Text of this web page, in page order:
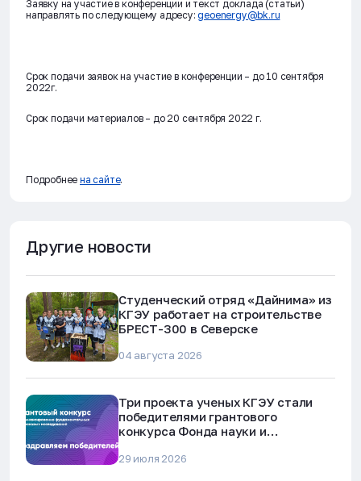
Заявку на участие в конференции и текст доклада (статьи)
направлять по следующему адресу:geoenergy@bk.ru
Срок подачи заявок на участие в конференции – до 10 сентября
2022г.
Срок подачи материалов – до 20 сентября 2022 г.
Подробнее на сайте.
Другие новости
Студенческий отряд «Дайнима» из
КГЭУ работает на строительстве
БРЕСТ-300 в Северске
04 августа 2026
Три проекта ученых КГЭУ стали
победителями грантового
конкурса Фонда науки и
29 июля 2026